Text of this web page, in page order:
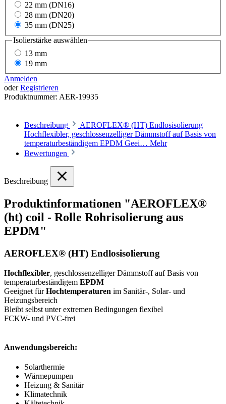
22 mm (DN16)
28 mm (DN20)
35 mm (DN25)
Isolierstärke auswählen
13 mm
19 mm
Anmelden
oderRegistrieren
Produktnummer: AER-19935
Beschreibung
AEROFLEX® (HT) Endlosisolierung
Hochflexibler, geschlossenzelliger Dämmstoff auf Basis von
temperaturbeständigem EPDM Geei… Mehr
Bewertungen
Beschreibung
Produktinformationen "AEROFLEX®
(ht) coil - Rolle Rohrisolierung aus
EPDM"
AEROFLEX® (HT) Endlosisolierung
Hochflexibler, geschlossenzelliger Dämmstoff auf Basis von
temperaturbeständigem EPDM
Geeignet fürHochtemperaturen im Sanitär-, Solar- und
Heizungsbereich
Bleibt selbst unter extremen Bedingungen flexibel
FCKW- und PVC-frei
Anwendungsbereich:
Solarthermie
Wärmepumpen
Heizung & Sanitär
Klimatechnik